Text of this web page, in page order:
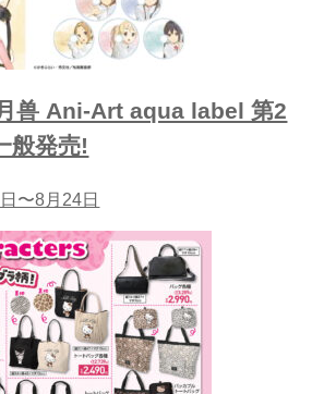
兽 Ani-Art aqua label 第2
般発売!
〜8月24日